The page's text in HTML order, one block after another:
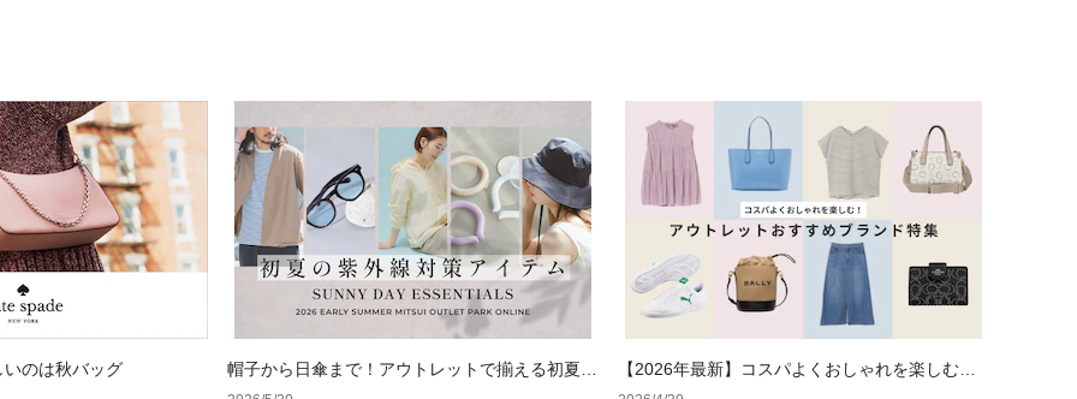
のは秋バッグ
帽子から日傘まで！アウトレットで揃える初夏の
紫外線対策アイテム
【2026年最新】コスパよくおしゃれを楽しむ！
レディースアウトレットおすすめブランド特集